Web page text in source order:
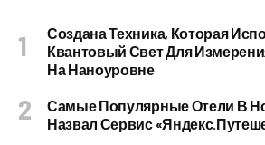
Создана Техника, Которая
Квантовый Свет Для
На Наноуровне
Самые Популярные Отели В
Назвал Сервис